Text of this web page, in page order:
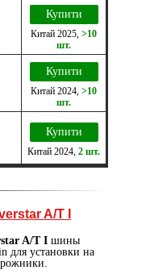
Купити
Китай 2025 >10
шт.
Купити
Китай 2024 >10
шт.
Купити
Китай 2024 2 шт.
A/T I
A/T I шины
для установки на